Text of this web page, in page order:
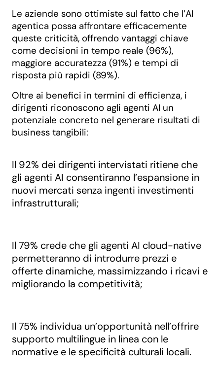
Le aziende sono ottimiste sul fatto che l’AI
agentica possa affrontare efficacemente
queste criticità, offrendo vantaggi chiave
come decisioni in tempo reale (96%),
maggiore accuratezza (91%) e tempi di
risposta più rapidi (89%).
Oltre ai benefici in termini di efficienza, i
dirigenti riconoscono agli agenti AI un
potenziale concreto nel generare risultati di
business tangibili:
Il 92% dei dirigenti intervistati ritiene che
gli agenti AI consentiranno l’espansione in
nuovi mercati senza ingenti investimenti
infrastrutturali;
Il 79% crede che gli agenti AI cloud-native
permetteranno di introdurre prezzi e
offerte dinamiche, massimizzando i ricavi e
migliorando la competitività;
Il 75% individua un’opportunità nell’offrire
supporto multilingue in linea con le
normative e le specificità culturali locali.